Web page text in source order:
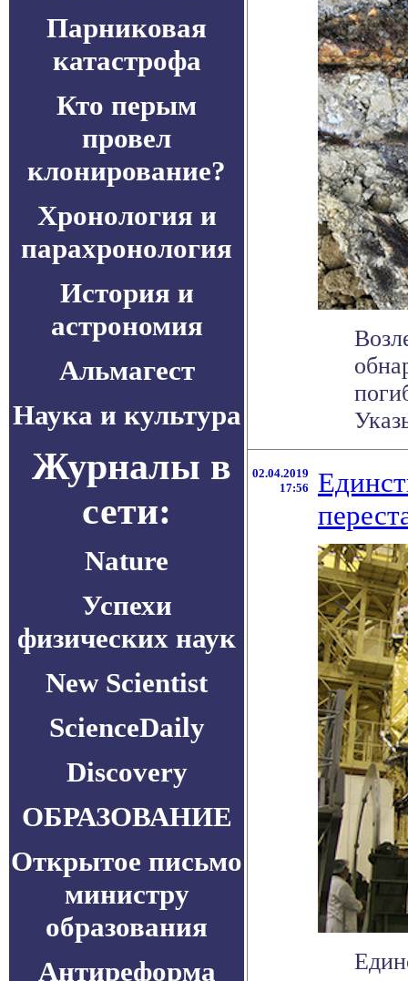
Парниковая
катастрофа
Кто перым
провел
клонирование?
Хронология и
парахронология
История и
астрономия
Альмагест
Наука и культура
Журналы в
сети:
Nature
Успехи
физических наук
New Scientist
ScienceDaily
Discovery
ОБРАЗОВАНИЕ
Открытое письмо
министру
образования
Антиреформа
02.04.2019
17:56